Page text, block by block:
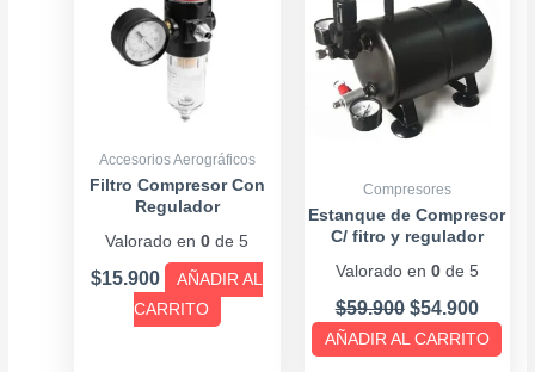
Accesorios Aerográficos
Filtro Compresor Con
Regulador
Valorado en0 de 5
$15.900
AÑADIR AL
CARRITO
Compresores
Estanque de Compresor
C/ fitro y regulador
Valorado en 0de 5
$59.900
$59.900.
$54.900
AÑADIR AL CARRITO